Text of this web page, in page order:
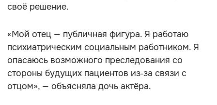
своё решение.
«Мой отец — публичная фигура. Я работаю
психиатрическим социальным работником. Я
опасаюсь возможного преследования со
стороны будущих пациентов из‑за связи с
отцом», — объясняла дочь актёра.